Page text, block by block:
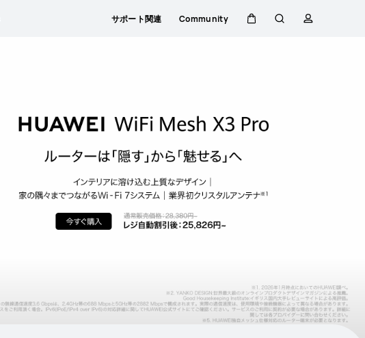
サポート関連 Community